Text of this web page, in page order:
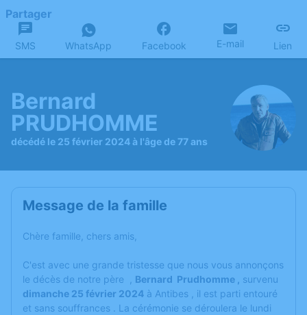
Partager
SMS WhatsApp Facebook E-mail Lien
Bernard
PRUDHOMME
décédé le 25 février 2024 à l'âge de 77 ans
Message de la famille
Chère famille, chers amis,
C'est avec une grande tristesse que nous vous annonçons
le décès de notre père , Bernard Prudhomme ,
survenu
dimanche 25 février 2024 à Antibes , il est parti entouré
et sans souffrances . La cérémonie se déroulera le lundi